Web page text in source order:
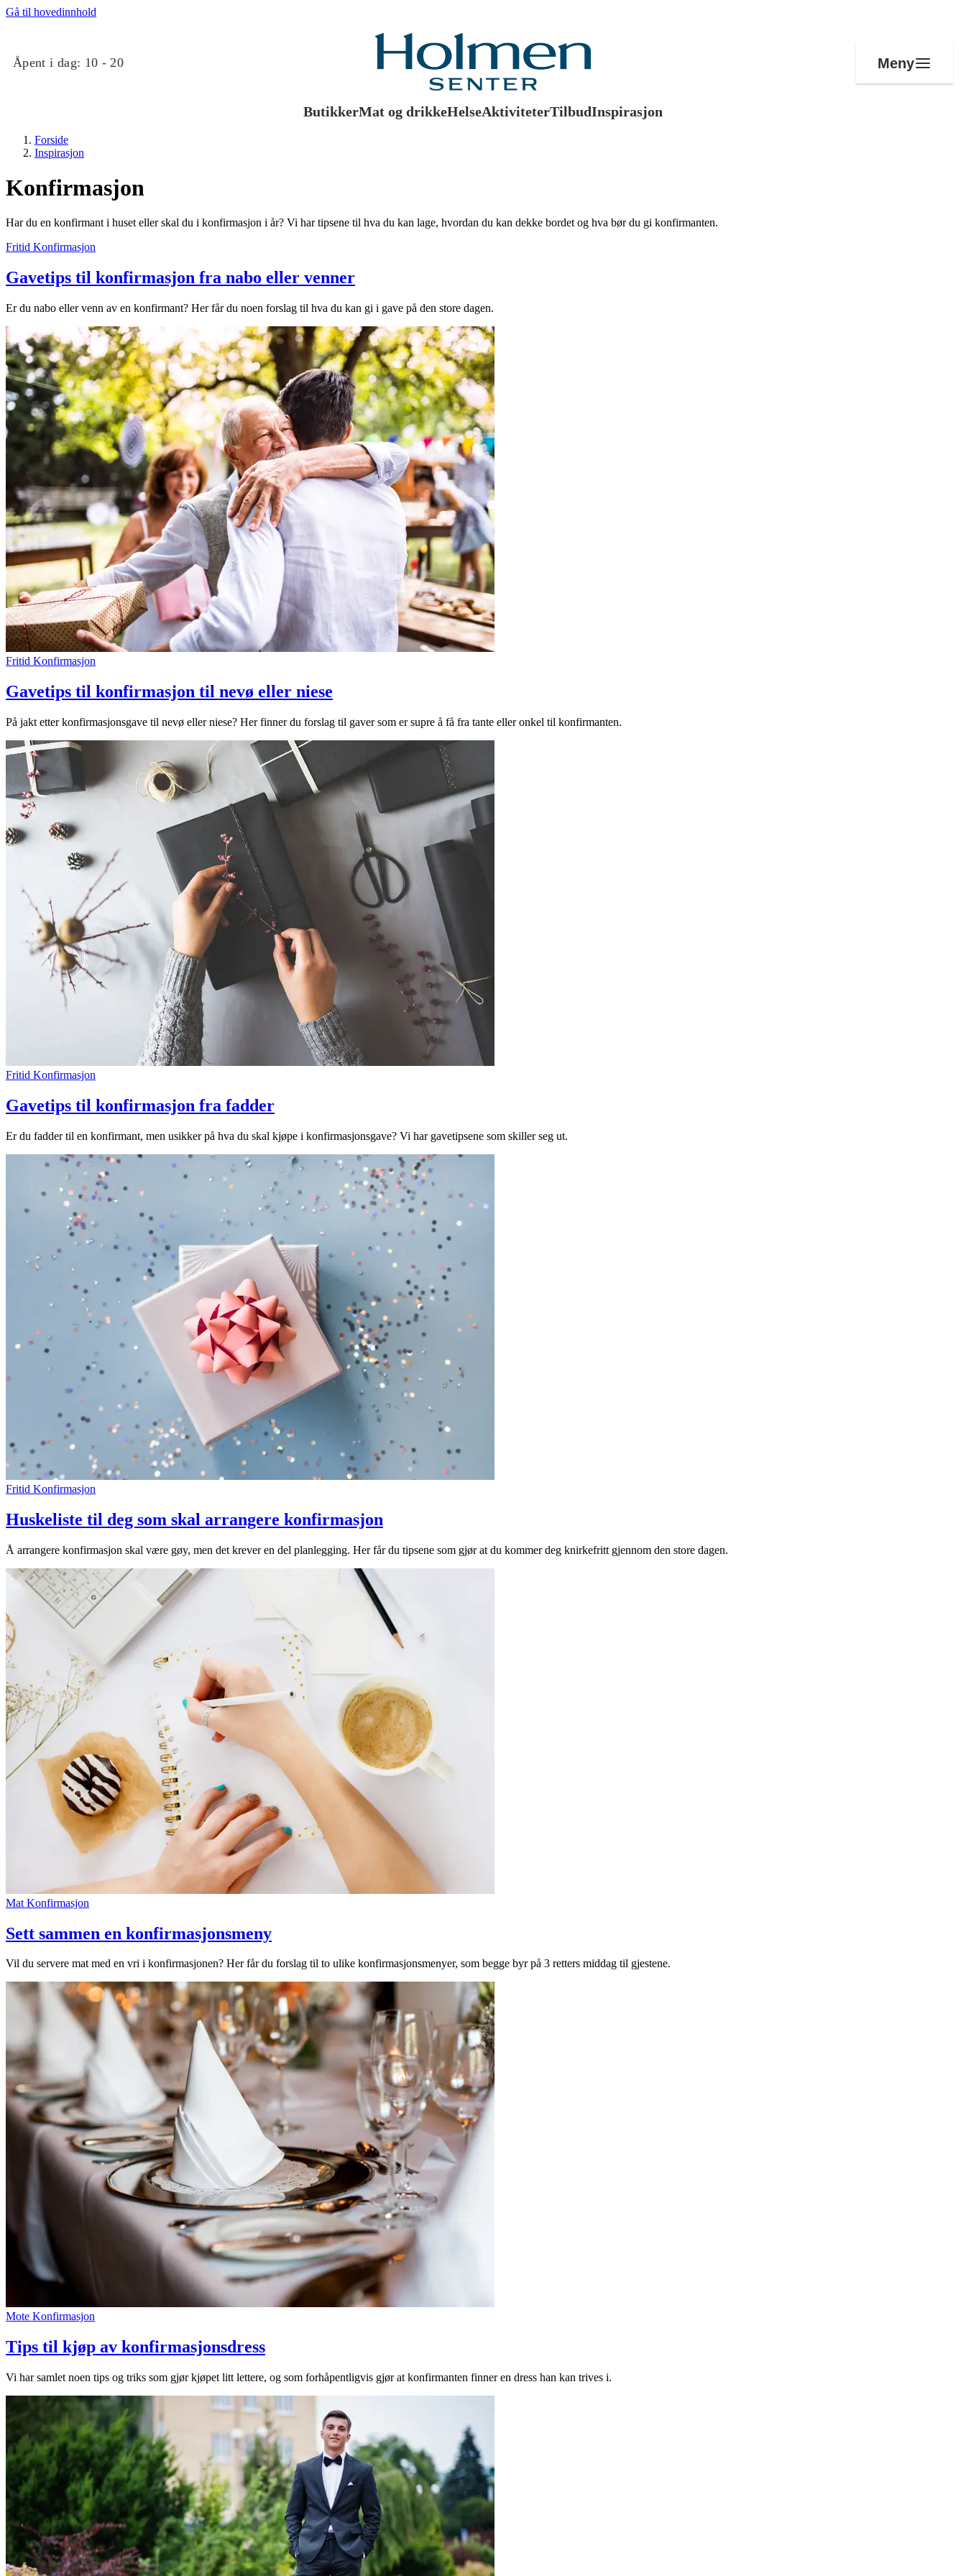
Gå til hovedinnhold
Åpent i dag: 10 - 20 Meny
ButikkerMat og drikkeHelseAktiviteterTilbudInspirasjon
Butikker
Mat og drikke
Helse
Aktiviteter
Tilbud
Inspirasjon
Søk
Åpningstider
Praktisk informasjon
Ledige stillinger
Magasin
Gavekort
Finn frem
Forside
Inspirasjon
Konfirmasjon
Har du en konfirmant i huset eller skal du i konfirmasjon i år? Vi har tipsene til hva du kan lage, hvordan du kan dekke bordet og hva bør du gi konfirmanten.
Fritid Konfirmasjon
Gavetips til konfirmasjon fra nabo eller venner
Er du nabo eller venn av en konfirmant? Her får du noen forslag til hva du kan gi i gave på den store dagen.
Fritid Konfirmasjon
Gavetips til konfirmasjon til nevø eller niese
På jakt etter konfirmasjonsgave til nevø eller niese? Her finner du forslag til gaver som er supre å få fra tante eller onkel til konfirmanten.
Fritid Konfirmasjon
Gavetips til konfirmasjon fra fadder
Er du fadder til en konfirmant, men usikker på hva du skal kjøpe i konfirmasjonsgave? Vi har gavetipsene som skiller seg ut.
Fritid Konfirmasjon
Huskeliste til deg som skal arrangere konfirmasjon
Å arrangere konfirmasjon skal være gøy, men det krever en del planlegging. Her får du tipsene som gjør at du kommer deg knirkefritt gjennom den store dagen.
Mat Konfirmasjon
Sett sammen en konfirmasjonsmeny
Vil du servere mat med en vri i konfirmasjonen? Her får du forslag til to ulike konfirmasjonsmenyer, som begge byr på 3 retters middag til gjestene.
Mote Konfirmasjon
Tips til kjøp av konfirmasjonsdress
Vi har samlet noen tips og triks som gjør kjøpet litt lettere, og som forhåpentligvis gjør at konfirmanten finner en dress han kan trives i.